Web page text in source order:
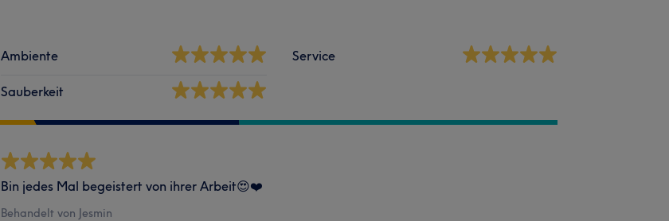
Ambiente
Sauberkeit
Service
Bin jedes Mal begeistert von ihrer Arbeit😍❤️
Behandelt von Jesmin